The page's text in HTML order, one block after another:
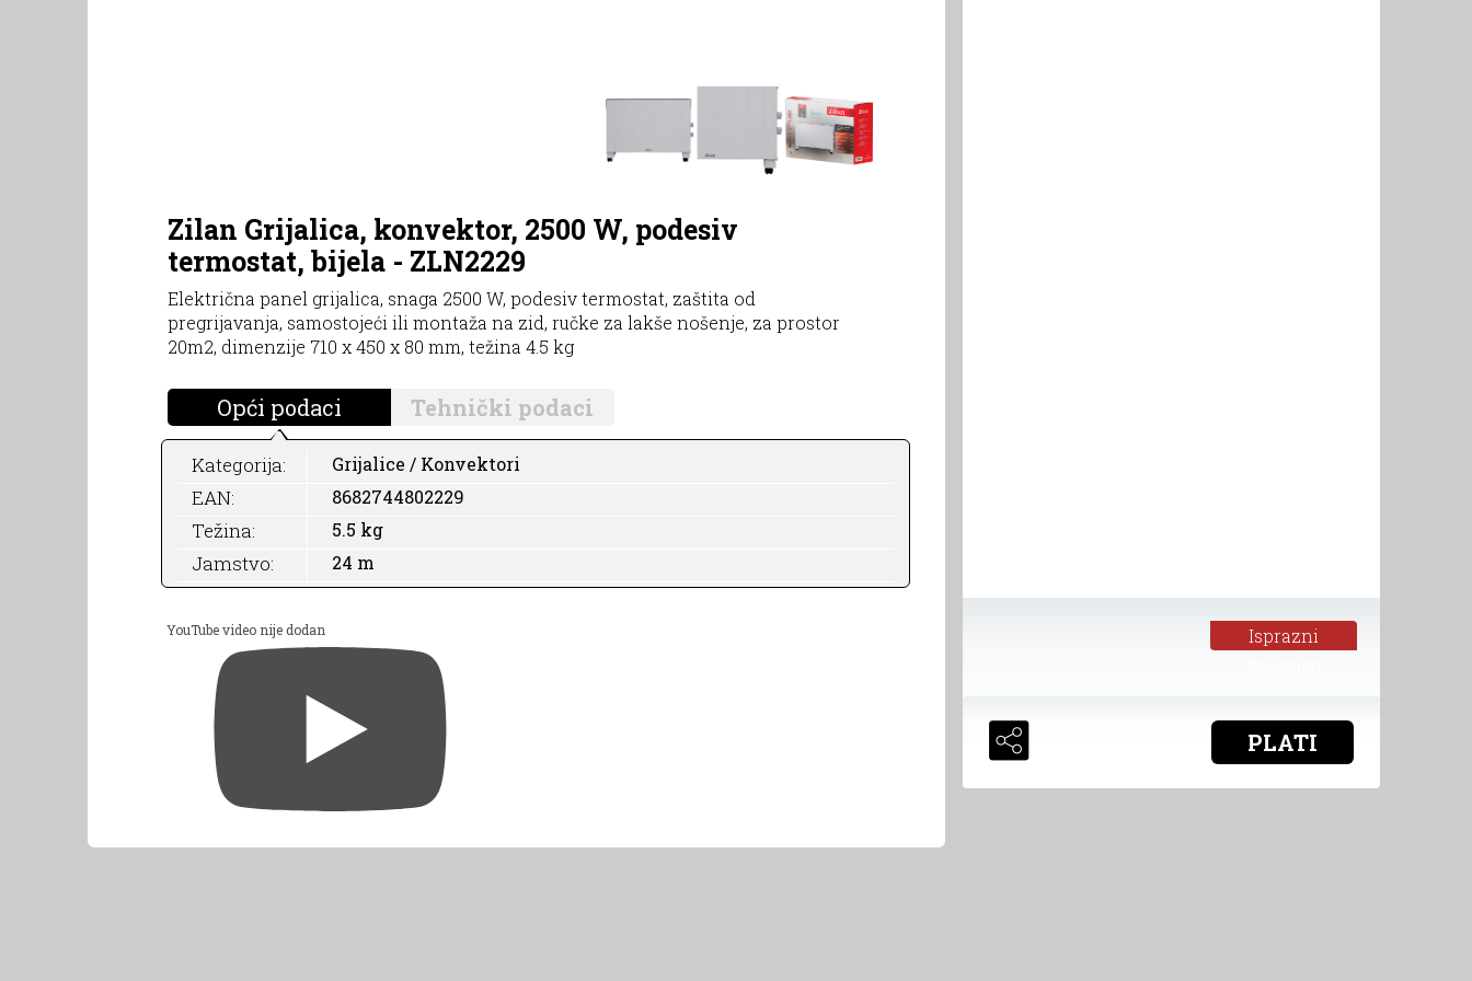
Zilan Grijalica, konvektor, 2500 W, podesiv
termostat, bijela - ZLN2229
Električna panel grijalica, snaga 2500 W, podesiv termostat, zaštita od
pregrijavanja, samostojeći ili montaža na zid, ručke za lakše nošenje, za prostor
20m2, dimenzije 710 x 450 x 80 mm, težina 4.5 kg
Opći podaci Tehnički podaci
Kategorija: Grijalice / Konvektori
EAN: 8682744802229
Težina: 5.5 kg
Jamstvo: 24 m
YouTube video nije dodan
Isprazni
PLATI